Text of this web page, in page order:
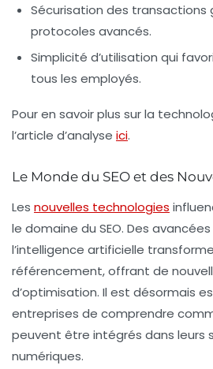
Sécurisation des transactions
protocoles avancés.
Simplicité d’utilisation qui
tous les employés.
Pour en savoir plus sur la
l’article d’analyse ici.
Le Monde du SEO et des
Les nouvelles technologies
le domaine du SEO. Des
l’intelligence artificielle
référencement, offrant de
d’optimisation. Il est désormais
entreprises de comprendre
peuvent être intégrés dans leurs
numériques.